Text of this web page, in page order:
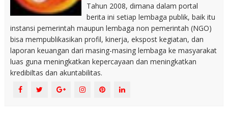
Tahun 2008, dimana dalam portal
berita ini setiap lembaga publik, baik itu
instansi pemerintah maupun lembaga non pemerintah (NGO)
bisa mempublikasikan profil, kinerja, ekspost kegiatan, dan
laporan keuangan dari masing-masing lembaga ke masyarakat
luas guna meningkatkan kepercayaan dan meningkatkan
kredibiltas dan akuntabilitas.